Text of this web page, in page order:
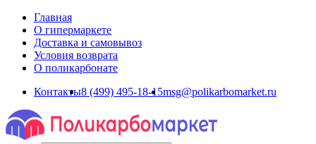
Главная
О гипермаркете
Доставка и самовывоз
Условия возврата
О поликарбонате
Контакты8 (499) 495-18-15msg@polikarbomarket.ru